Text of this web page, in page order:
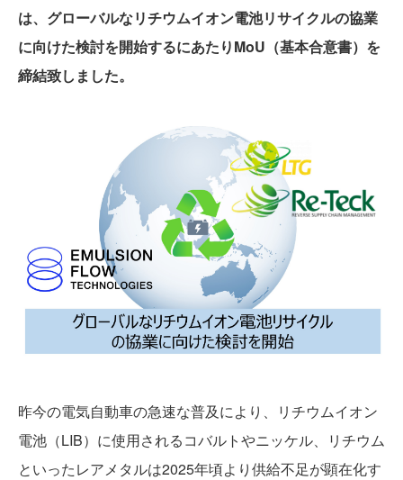
TECHNOLOGY
PFAS REMOVAL
は、グローバルなリチウムイオン電池リサイクルの協業
に向けた検討を開始するにあたりMoU（基本合意書）を
締結致しました。
昨今の電気自動車の急速な普及により、リチウムイオン
電池（LIB）に使用されるコバルトやニッケル、リチウム
といったレアメタルは2025年頃より供給不足が顕在化す